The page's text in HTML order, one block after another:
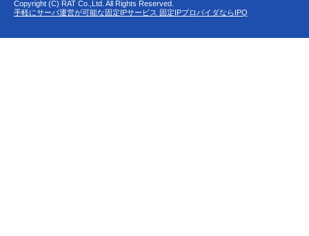
Copyright (C) RAT Co.,Ltd. All Rights Reserved.
手軽にサーバ運営が可能な固定IPサービス 固定IPプロバイダならIPQ